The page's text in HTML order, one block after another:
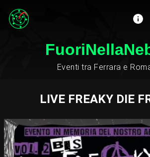
Eventi tra Ferrara e
LIVE FREAKY DIE